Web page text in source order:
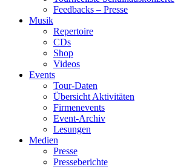
Feedbacks – Presse
Musik
Repertoire
CDs
Shop
Videos
Events
Tour-Daten
Übersicht Aktivitäten
Firmenevents
Event-Archiv
Lesungen
Medien
Presse
Presseberichte